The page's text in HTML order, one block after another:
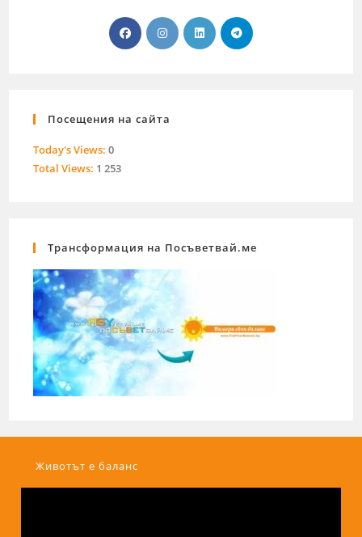
Посещения на сайта
Today's Views:0
Total Views: 1 253
Трансформация на Посъветвай.ме
Животът е баланс